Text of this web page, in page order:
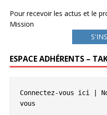
Pour recevoir les actus et le
Mission
ESPACE ADHÉRENTS –
Connectez-vous ici |
vous